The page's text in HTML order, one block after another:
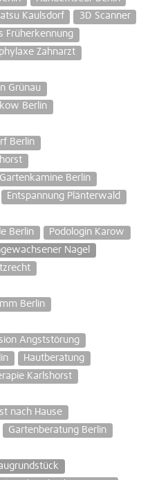
Kaulsdorf
3D Scanner
Früherkennung
Zahnarzt
Grünau
Berlin
Berlin
Gartenkamine Berlin
Entspannung Plänterwald
Berlin
Podologin Karow
Nagel
Berlin
Angststörung
Hautberatung
Karlshorst
nach Hause
Gartenberatung Berlin